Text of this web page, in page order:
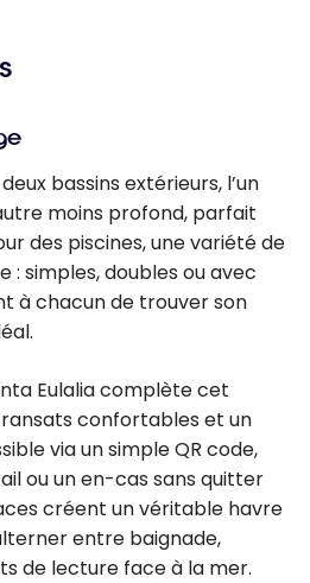
bassins extérieurs, l’un
moins profond, parfait
des piscines, une variété de
simples, doubles ou avec
à chacun de trouver son
Eulalia complète cet
confortables et un
via un simple QR code,
ou un en-cas sans quitter
créent un véritable havre
entre baignade,
de lecture face à la mer.